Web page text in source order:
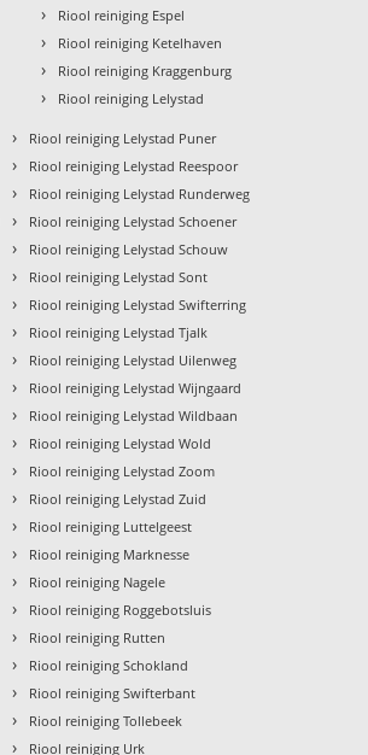
› Riool reiniging Espel
› Riool reiniging Ketelhaven
› Riool reiniging Kraggenburg
› Riool reiniging Lelystad
› Riool reiniging Lelystad Puner
› Riool reiniging Lelystad Reespoor
› Riool reiniging Lelystad Runderweg
› Riool reiniging Lelystad Schoener
› Riool reiniging Lelystad Schouw
› Riool reiniging Lelystad Sont
› Riool reiniging Lelystad Swifterring
› Riool reiniging Lelystad Tjalk
› Riool reiniging Lelystad Uilenweg
› Riool reiniging Lelystad Wijngaard
› Riool reiniging Lelystad Wildbaan
› Riool reiniging Lelystad Wold
› Riool reiniging Lelystad Zoom
› Riool reiniging Lelystad Zuid
› Riool reiniging Luttelgeest
› Riool reiniging Marknesse
› Riool reiniging Nagele
› Riool reiniging Roggebotsluis
› Riool reiniging Rutten
› Riool reiniging Schokland
› Riool reiniging Swifterbant
› Riool reiniging Tollebeek
› Riool reiniging Urk